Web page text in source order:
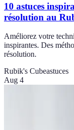
10 astuces
résolution au
Améliorez votre
inspirantes. Des
résolution.
Rubik's Cubeastuces
Aug 4